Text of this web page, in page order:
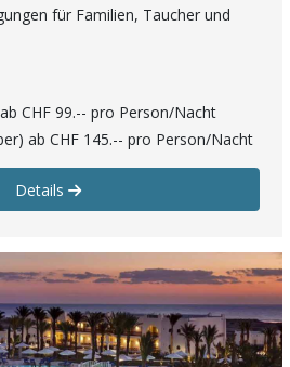
für Familien, Taucher und
CHF 99.-- pro Person/Nacht
ab CHF 145.-- pro Person/Nacht
Details